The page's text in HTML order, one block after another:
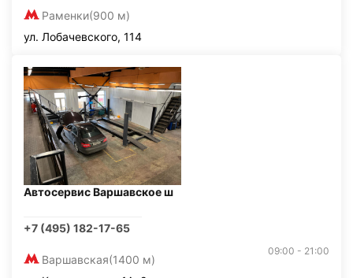
Раменки(900 м)
ул. Лобачевского, 114
Автосервис Варшавское ш
+7 (495) 182-17-65
Варшавская(1400 м)
09:00 - 21:00